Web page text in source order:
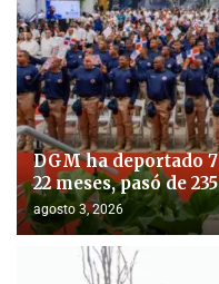
DGM ha deportado
22 meses, pasó de
agosto 3, 2026